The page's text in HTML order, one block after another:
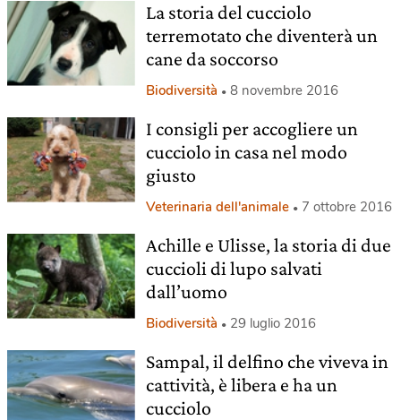
La storia del cucciolo
terremotato che diventerà un
cane da soccorso
Biodiversità 8 novembre 2016
I consigli per accogliere un
cucciolo in casa nel modo
giusto
Veterinaria dell'animale 7 ottobre 2016
Achille e Ulisse, la storia di due
cuccioli di lupo salvati
dall’uomo
Biodiversità 29 luglio 2016
Sampal, il delfino che viveva in
cattività, è libera e ha un
cucciolo